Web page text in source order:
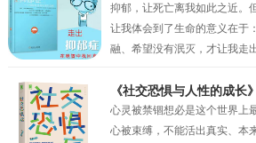
抑郁，让死亡离我如此之近。
让我体会到了生命的意义在于
融、希望没有泯灭，才让我走
未来，但也仅仅是一种自我安
中坚持的权利，但也正是这种
一点一点地看到了希望。当曙
《社交恐惧与人性的成长
心灵被禁锢想必是这个世界上
心被束缚，不能活出真实、本